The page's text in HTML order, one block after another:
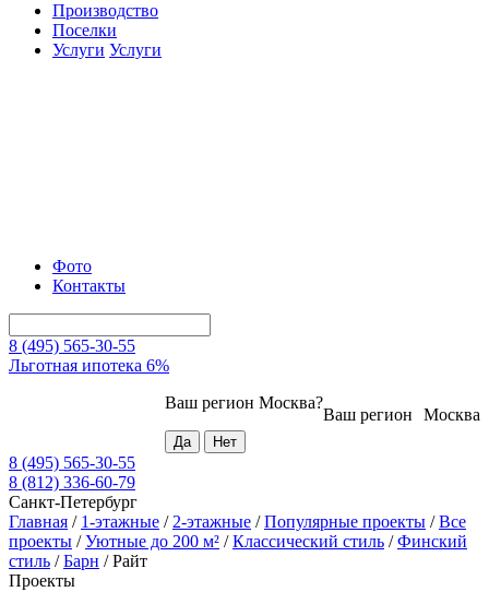
Производство
Поселки
Услуги Услуги
Фото
Контакты
8 (495) 565-30-55
Льготная ипотека 6%
Москва
Ваш регион
Ваш регион Москва?
8 (495) 565-30-55
8 (812) 336-60-79
Санкт-Петербург
Главная / 1-этажные / 2-этажные /Популярные проекты /Все
проекты /Уютные до 200 м² /Классический стиль /Финский
стиль /Барн /Райт
Проекты